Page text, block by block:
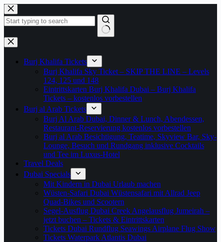
Zum
Inhalt
springen
Keine
Ergebnisse
Burj Khalifa Tickets
Burj Khalifa Sky Ticket – SKIP THE LINE – Levels
124, 125 und 148
Eintrittskarten Burj Khalifa Dubai – Burj Khalifa
Tickets – kostenlos vorbestellen
Burj al Arab Tickets
Burj Al Arab Dubai, Dinner & Lunch, Abendessen,
Restaurant-Reservierung kostenlos vorbestellen
Burj al Arab Besichtigung, Teatime, Skyview Bar, Sky-
Lounge, Besuch und Rundgang inklusive Cocktails
und Tee im Luxus-Hotel
Travel Deals
Dubai Specials
Mit Kindern in Dubai Urlaub machen
Wüsten-Safari Dubai Wüstensafari mit Allrad Jeep
Quad-Bikes und Scootern
Segel-Ausflug Dubai Creek Angelausflug Jumeirah –
jetzt buchen – Tickets & Eintrittskarten
Tickets Dubai Rundflug Seawings Airplane Flug Show
Tickets Waterpark Atlantis Dubai